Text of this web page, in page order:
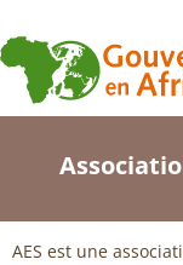
AES est une